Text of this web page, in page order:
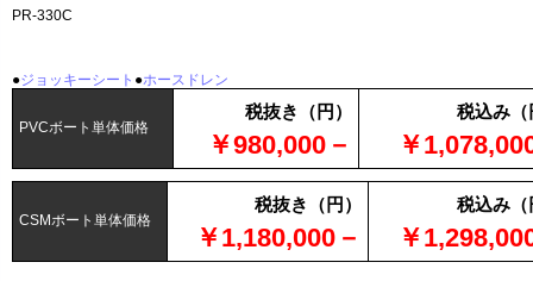
PR-330C
●ジョッキーシート ●ホースドレン
PVCボート単体価格
税抜き（円）
￥980,000－
税込み（
￥
CSMボート単体価格
税抜き（円）
￥1,180,000－
税込み（
￥